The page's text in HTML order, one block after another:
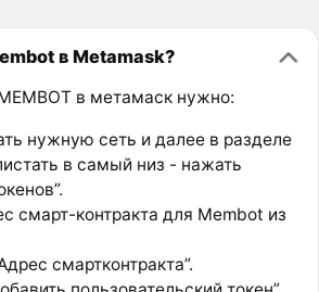
в Metamask?
в метамаск нужно:
нужную сеть и далее в разделе
в самый низ - нажать
смарт-контракта для Membot из
смартконтракта”.